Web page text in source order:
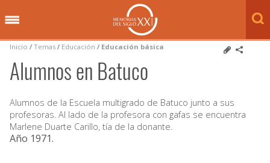
Inicio / Temas / Educación / Educación básica
Alumnos en Batuco
Alumnos de la Escuela multigrado de Batuco junto a sus
profesoras. Al lado de la profesora con gafas se encuentra
Marlene Duarte Carillo, tía de la donante.
Año 1971.